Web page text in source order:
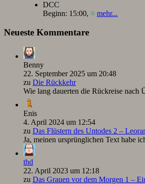
DCC
Beginn: 15:00, ≡ mehr...
Neueste Kommentare
Benny
22. September 2025 um 20:48
zu Die Rückkehr
Wie lang dauerten die Rückreise nach
Enis
4. April 2024 um 12:54
zu Das Flüstern des Untodes 2 –
Ja, meinen ursprünglichen Text habe
thd
22. April 2023 um 12:18
zu Das Grauen vor dem Morgen 1 –